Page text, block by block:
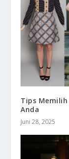
Tips
Anda
Juni 28, 2025